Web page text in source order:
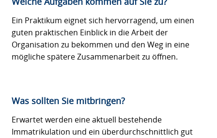
Ein Praktikum eignet sich hervorragend, um einen
guten praktischen Einblick in die Arbeit der
Organisation zu bekommen und den Weg in eine
mögliche spätere Zusammenarbeit zu öffnen.
Was sollten Sie mitbringen?
Erwartet werden eine aktuell bestehende
Immatrikulation und ein überdurchschnittlich gut